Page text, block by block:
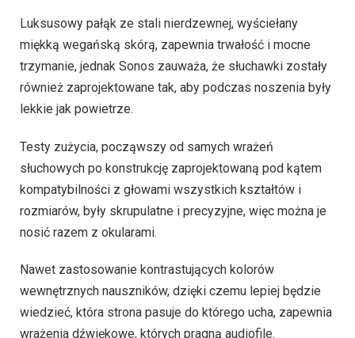
Luksusowy pałąk ze stali nierdzewnej, wyściełany
miękką wegańską skórą, zapewnia trwałość i mocne
trzymanie, jednak Sonos zauważa, że ​​słuchawki zostały
również zaprojektowane tak, aby podczas noszenia były
lekkie jak powietrze.
Testy zużycia, począwszy od samych wrażeń
słuchowych po konstrukcję zaprojektowaną pod kątem
kompatybilności z głowami wszystkich kształtów i
rozmiarów, były skrupulatne i precyzyjne, więc można je
nosić razem z okularami.
Nawet zastosowanie kontrastujących kolorów
wewnętrznych nauszników, dzięki czemu lepiej będzie
wiedzieć, która strona pasuje do którego ucha, zapewnia
wrażenia dźwiękowe, których pragną audiofile.